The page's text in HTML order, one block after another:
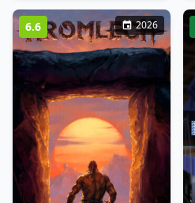
6.6 2026